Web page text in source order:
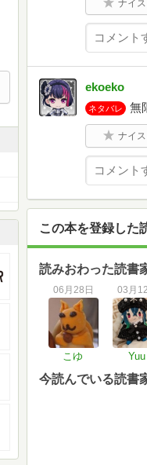
ナイス
ekoeko
ネタバレ 無
ナイス
この本を登録した
読みおわった読書
06月28日
こゆ
03月
Yuu
今読んでいる読書